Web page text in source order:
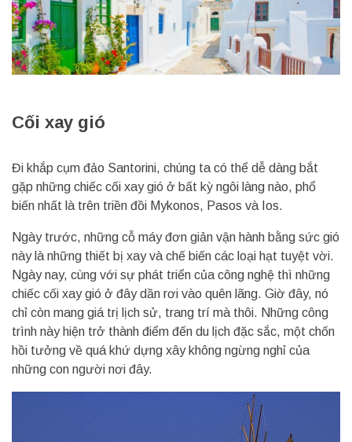
Cối xay gió
Đi khắp cụm đảo Santorini, chúng ta có thể dễ dàng bắt
gặp những chiếc cối xay gió ở bất kỳ ngôi làng nào, phổ
biến nhất là trên triền đồi Mykonos, Pasos và Ios.
Ngày trước, những cỗ máy đơn giản vận hành bằng sức gió
này là những thiết bị xay và chế biến các loại hạt tuyệt vời.
Ngày nay, cùng với sự phát triển của công nghệ thì những
chiếc cối xay gió ở đây dần rơi vào quên lãng. Giờ đây, nó
chỉ còn mang giá trị lịch sử, trang trí mà thôi. Những công
trình này hiện trở thành điểm đến du lịch đặc sắc, một chốn
hồi tưởng về quá khứ dựng xây không ngừng nghỉ của
những con người nơi đây.